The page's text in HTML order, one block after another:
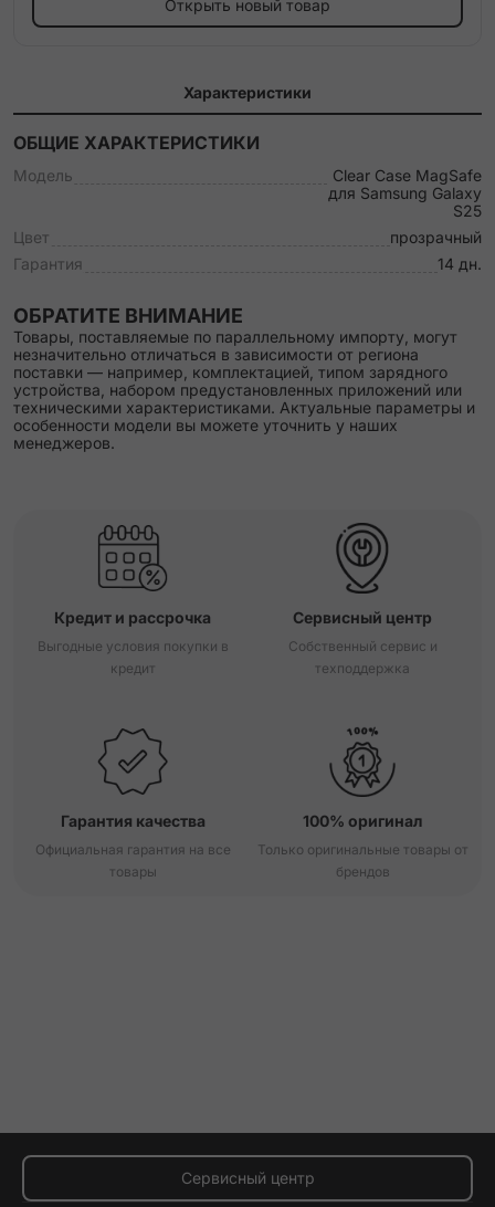
Открыть новый товар
Характеристики
ОБЩИЕ ХАРАКТЕРИСТИКИ
Модель
Clear Case MagSafe
для Samsung Galaxy
S25
Цвет
прозрачный
Гарантия
14 дн.
ОБРАТИТЕ ВНИМАНИЕ
Товары, поставляемые по параллельному импорту, могут
незначительно отличаться в зависимости от региона
поставки — например, комплектацией, типом зарядного
устройства, набором предустановленных приложений или
техническими характеристиками. Актуальные параметры и
особенности модели вы можете уточнить у наших
менеджеров.
Кредит и рассрочка
Выгодные условия покупки в
кредит
Сервисный центр
Собственный сервис и
техподдержка
Гарантия качества
Официальная гарантия на все
товары
100% оригинал
Только оригинальные товары от
брендов
Сервисный центр